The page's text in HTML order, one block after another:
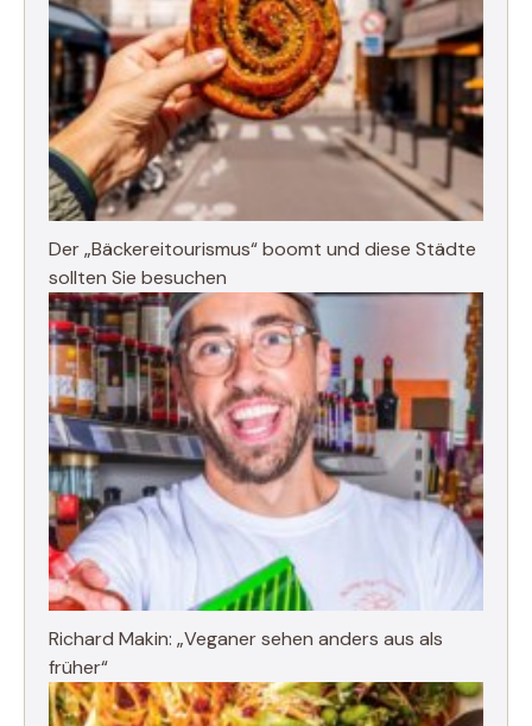
Der „Bäckereitourismus“ boomt und diese Städte
sollten Sie besuchen
Richard Makin: „Veganer sehen anders aus als
früher“